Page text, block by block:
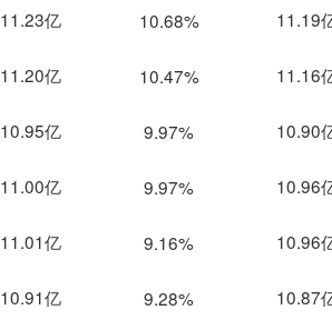
11.23亿 10.68% 11.19
11.20亿 10.47% 11.16
10.95亿 9.97% 10.90
11.00亿 9.97% 10.96
11.01亿 9.16% 10.96
10.91亿 9.28% 10.87